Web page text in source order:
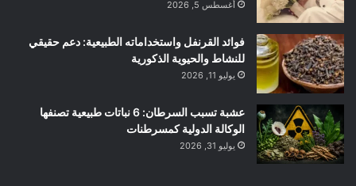
أغسطس 5, 2026
فوائد القرنفل واستخداماته الطبيعية: دعم حقيقي
للنشاط والحيوية الذكورية
يوليو 11, 2026
عشبة تسبب السرطان: 6 نباتات طبيعية تصنفها
الوكالة الدولية كمسرطنات
يوليو 31, 2026